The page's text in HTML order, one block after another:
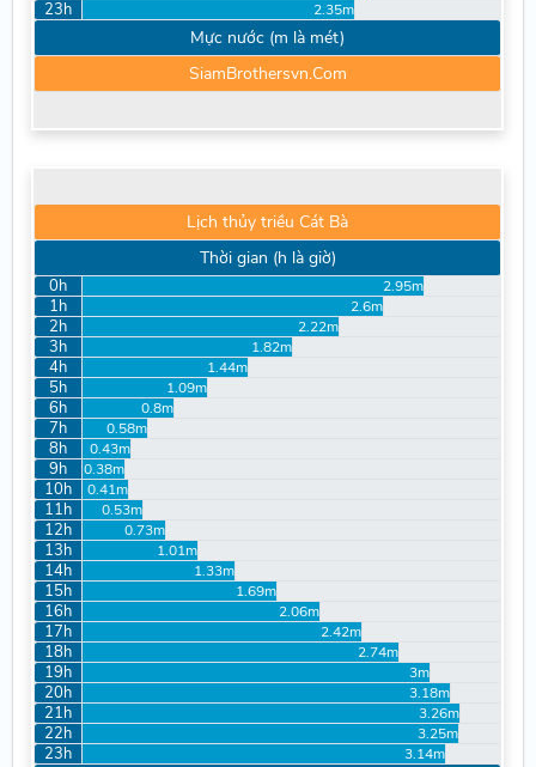
23h 2.35m
Mực nước (m là mét)
SiamBrothersvn.Com
Lịch thủy triều Cát Bà
Thời gian (h là giờ)
0h 2.95m
1h 2.6m
2h 2.22m
3h 1.82m
4h 1.44m
5h 1.09m
6h 0.8m
7h 0.58m
8h 0.43m
9h 0.38m
10h 0.41m
11h 0.53m
12h 0.73m
13h 1.01m
14h 1.33m
15h 1.69m
16h 2.06m
17h 2.42m
18h 2.74m
19h 3m
20h 3.18m
21h 3.26m
22h 3.25m
23h 3.14m